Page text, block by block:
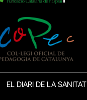
EL DIARI DE LA SANITAT